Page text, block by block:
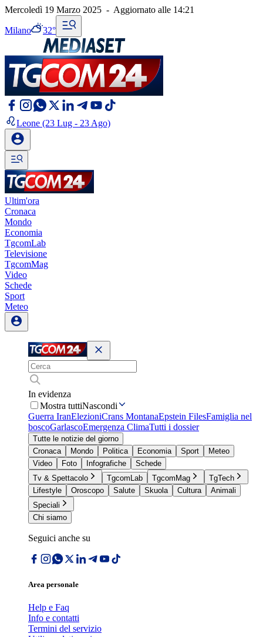
Mercoledì 19 Marzo 2025 - Aggiornato alle 14:21
Milano 32°
Leone (23 Lug - 23 Ago)
Ultim'ora
Cronaca
Mondo
Economia
TgcomLab
Televisione
TgcomMag
Video
Schede
Sport
Meteo
In evidenza
Mostra tuttiNascondi
Guerra IranElezioniCrans MontanaEpstein FilesFamiglia nel
boscoGarlascoEmergenza ClimaTutti i dossier
Tutte le notizie del giorno
Cronaca
Mondo Politica Economia Sport
Meteo
Video
Foto Infografiche
Schede
Tv & Spettacolo
TgcomLab TgcomMag
TgTech
Lifestyle
Oroscopo Salute Skuola Cultura
Animali
Speciali
Chi siamo
Seguici anche su
Area personale
Help e Faq
Info e contatti
Termini del servizio